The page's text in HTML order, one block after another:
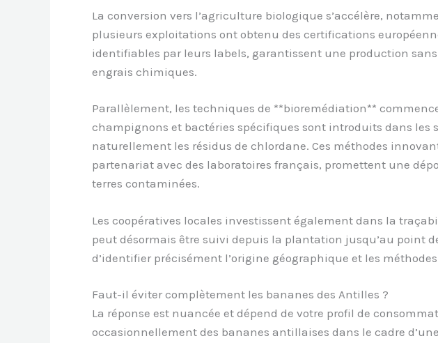
La conversion vers l’agriculture biologique s’accélère,
plusieurs exploitations ont obtenu des certifications
identifiables par leurs labels, garantissent une production
engrais chimiques.
Parallèlement, les techniques de **bioremédiation**
champignons et bactéries spécifiques sont introduits dans les
naturellement les résidus de chlordane. Ces méthodes
partenariat avec des laboratoires français, promettent une
terres contaminées.
Les coopératives locales investissent également dans la
peut désormais être suivi depuis la plantation jusqu’au point
d’identifier précisément l’origine géographique et les
Faut-il éviter complètement les bananes des Antilles ?
La réponse est nuancée et dépend de votre profil de
occasionnellement des bananes antillaises dans le cadre